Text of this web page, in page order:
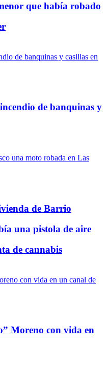
que había robado
de banquinas y
de Barrio
una pistola de aire
de cannabis
Moreno con vida en